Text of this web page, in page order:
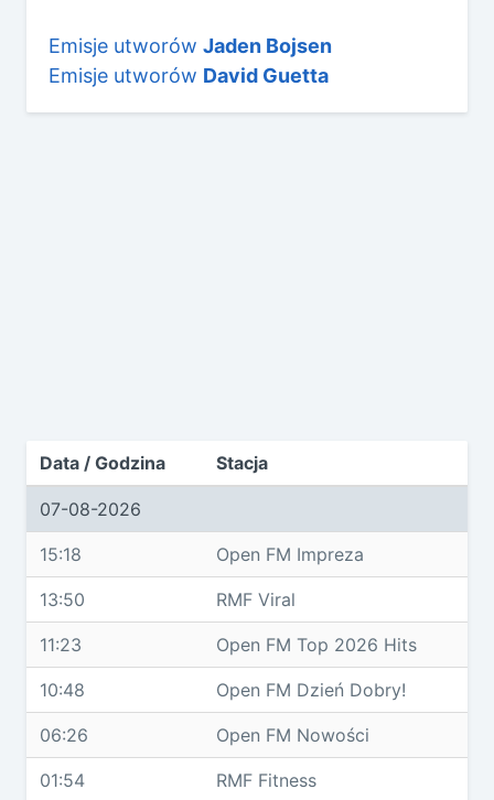
Emisje utworów Jaden Bojsen
Emisje utworów David Guetta
Data / Godzina Stacja
07-08-2026
15:18 Open FM Impreza
13:50 RMF Viral
11:23 Open FM Top 2026 Hits
10:48 Open FM Dzień Dobry!
06:26 Open FM Nowości
01:54 RMF Fitness